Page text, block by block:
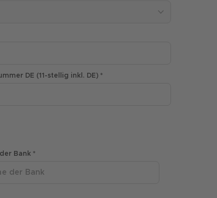
DE (11-stellig inkl. DE) *
Bank *